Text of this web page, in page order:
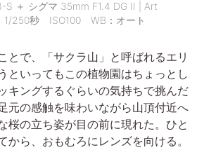
＋ シグマ 35mm F1.4 DG II | Art
250秒 ISO100 WB：オート
とで、「サクラ山」と呼ばれるエリ
といってもこの植物園はちょっとし
キングするぐらいの気持ちで挑んだ
元の感触を味わいながら山頂付近へ
桜の立ち姿が目の前に現れた。ひと
から、おもむろにレンズを向ける。